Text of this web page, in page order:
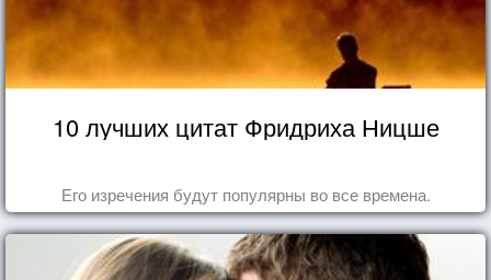
10 лучших цитат Фридриха Ницше
Его изречения будут популярны во все времена.